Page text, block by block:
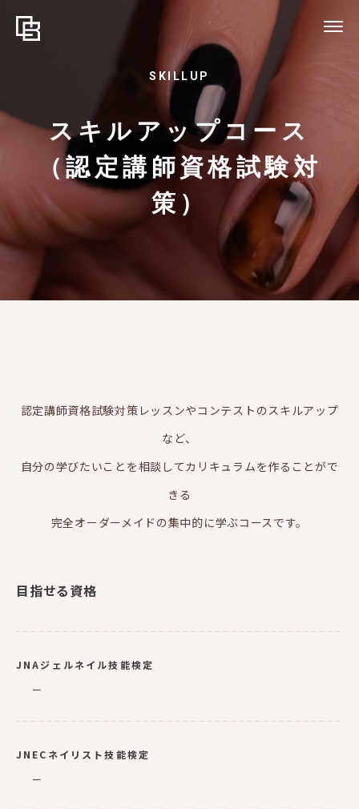
SKILLUP
スキルアップコース
（認定講師資格試験対
策）
認定講師資格試験対策レッスンやコンテストのスキルアップ
など、
自分の学びたいことを相談してカリキュラムを作ることがで
きる
完全オーダーメイドの集中的に学ぶコースです。
目指せる資格
JNAジェルネイル技能検定
ー
JNECネイリスト技能検定
ー